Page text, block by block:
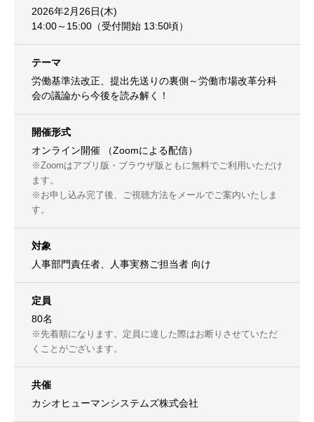
2026年2月26日(木)
14:00～15:00（受付開始 13:50頃）
テーマ
労働基準法改正、提出先送りの裏側～労働市場改革分科
会の議論から今後を読み解く！
開催形式
オンライン開催 （Zoomによる配信）
※Zoomはアプリ版・ブラウザ版ともに無料でご利用いただけ
ます。
※お申し込み完了後、ご視聴方法をメールでご案内いたしま
す。
対象
人事部門責任者、人事実務ご担当者 向け
定員
80名
※先着順になります。定員に達した際はお断りさせていただ
くことがございます。
共催
カシオヒューマンシステムズ株式会社